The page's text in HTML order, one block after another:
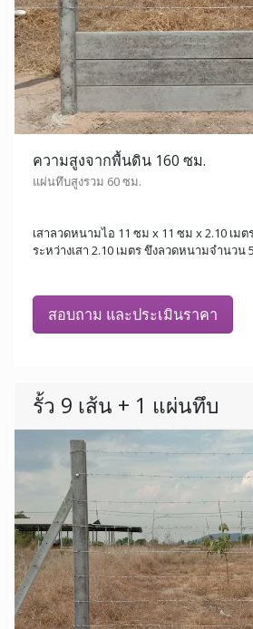
ความสูงจากพื้นดิน 160 ซม.
แผ่นทึบสูงรวม 60 ซม.
เสาลวดหนามไอ 11 ซม x 11 ซม x 2.10 เม
ระหว่างเสา 2.10 เมตร ขึงลวดหนามจำนวน
สอบถาม และประเมินราคา
รั้ว 9 เส้น + 1 แผ่นทึบ